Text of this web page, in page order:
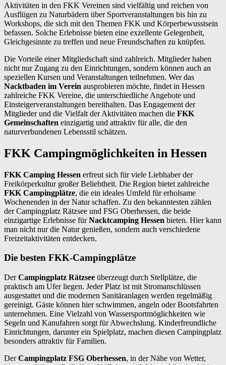
Aktivitäten in den FKK Vereinen sind vielfältig und reichen von
Ausflügen zu Naturbädern über Sportveranstaltungen bis hin zu
Workshops, die sich mit den Themen FKK und Körperbewusstsein
befassen. Solche Erlebnisse bieten eine exzellente Gelegenheit,
Gleichgesinnte zu treffen und neue Freundschaften zu knüpfen.
Die Vorteile einer Mitgliedschaft sind zahlreich. Mitglieder haben
nicht nur Zugang zu den Einrichtungen, sondern können auch an
speziellen Kursen und Veranstaltungen teilnehmen. Wer das
Nacktbaden im Verein ausprobieren möchte, findet in Hessen
zahlreiche FKK Vereine, die unterschiedliche Angebote und
Einsteigerveranstaltungen bereithalten. Das Engagement der
Mitglieder und die Vielfalt der Aktivitäten machen die FKK
Gemeinschaften einzigartig und attraktiv für alle, die den
naturverbundenen Lebensstil schätzen.
FKK Campingmöglichkeiten in Hessen
FKK Camping Hessen erfreut sich für viele Liebhaber der
Freikörperkultur großer Beliebtheit. Die Region bietet zahlreiche
FKK Campingplätze, die ein ideales Umfeld für erholsame
Wochenenden in der Natur schaffen. Zu den bekanntesten zählen
der Campingplatz Rätzsee und FSG Oberhessen, die beide
einzigartige Erlebnisse fürNacktcamping Hessen bieten. Hier kann
man nicht nur die Natur genießen, sondern auch verschiedene
Freizeitaktivitäten entdecken.
Die besten FKK-Campingplätze
DerCampingplatz Rätzsee überzeugt durch Stellplätze, die
praktisch am Ufer liegen. Jeder Platz ist mit Stromanschlüssen
ausgestattet und die modernen Sanitäranlagen werden regelmäßig
gereinigt. Gäste können hier schwimmen, angeln oder Bootsfahrten
unternehmen. Eine Vielzahl von Wassersportmöglichkeiten wie
Segeln und Kanufahren sorgt für Abwechslung. Kinderfreundliche
Einrichtungen, darunter ein Spielplatz, machen diesen Campingplatz
besonders attraktiv für Familien.
DerCampingplatz FSG Oberhessen, in der Nähe von Wetter,